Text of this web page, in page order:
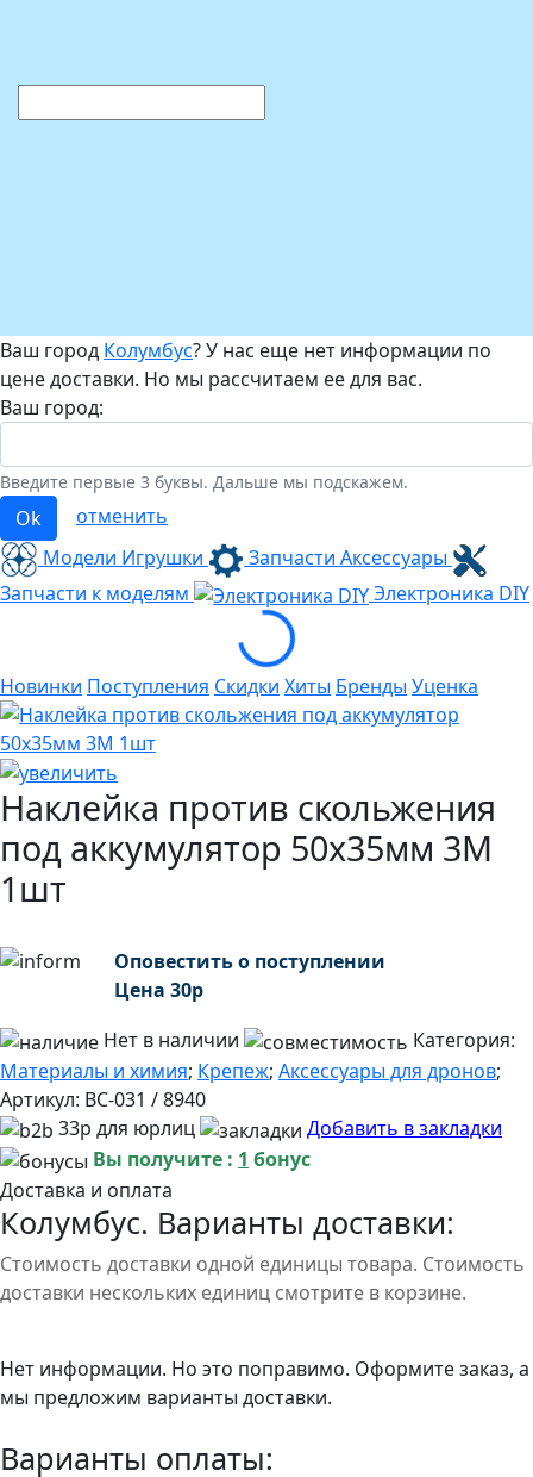
Ваш город Колумбус? У нас еще нет информации по
цене доставки. Но мы рассчитаем ее для вас.
Ваш город:
Введите первые 3 буквы. Дальше мы подскажем.
Ok
отменить
Модели Игрушки
Запчасти Аксессуары
Запчасти к моделям
Электроника DIY
Loading...
Новинки Поступления Скидки Хиты Бренды Уценка
Наклейка против скольжения
под аккумулятор 50х35мм 3M
1шт
Оповестить о поступлении
Цена 30р
Нет в наличии
Категория:
Материалы и химия; Крепеж; Аксессуары для дронов;
Артикул: BC-031 / 8940
33р для юрлиц
Добавить в закладки
Вы получите : 1 бонус
Доставка и оплата
Колумбус. Варианты доставки:
Стоимость доставки одной единицы товара. Стоимость
доставки нескольких единиц смотрите в корзине.
Нет информации. Но это поправимо. Оформите заказ, а
мы предложим варианты доставки.
Варианты оплаты: